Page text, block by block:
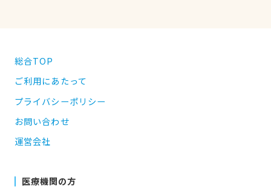
総合TOP
ご利用にあたって
プライバシーポリシー
お問い合わせ
運営会社
医療機関の方